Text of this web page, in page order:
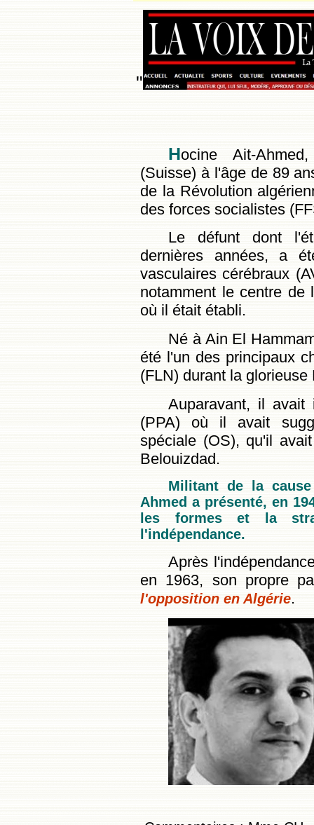
"
Hocine Ait-
(Suisse) à l'âge de 89
de la Révolution
des forces socialistes
Le défunt dont
dernières années, a
vasculaires cérébraux
notamment le centre
où il était établi.
Né à Ain El
été l'un des principaux
(FLN) durant la
Auparavant, il avait
(PPA) où il avait
spéciale (OS), qu'il
Belouizdad.
Militant de la
Ahmed a présenté, en
les formes et la
l'indépendance.
Après
en 1963, son propre
l'opposition en Algérie.